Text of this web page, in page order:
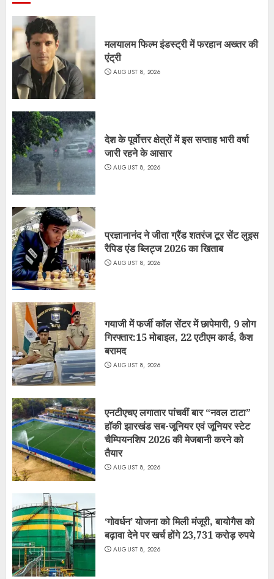
मलयालम फिल्म इंडस्ट्री में फरहान अख्तर की
एंट्री
AUGUST 8, 2026
देश के पूर्वोत्तर क्षेत्रों में इस सप्ताह भारी वर्षा
जारी रहने के आसार
AUGUST 8, 2026
प्रज्ञानानंद ने जीता ग्रैंड शतरंज टूर सेंट लुइस
रैपिड एंड ब्लिट्ज 2026 का खिताब
AUGUST 8, 2026
गयाजी में फर्जी कॉल सेंटर में छापेमारी, 9 लोग
गिरफ्तार:15 मोबाइल, 22 एटीएम कार्ड, कैश
बरामद
AUGUST 8, 2026
एनटीएचए लगातार पांचवीं बार “नवल टाटा”
हॉकी झारखंड सब-जूनियर एवं जूनियर स्टेट
चैम्पियनशिप 2026 की मेजबानी करने को
तैयार
AUGUST 8, 2026
‘गोवर्धन’ योजना को मिली मंजूरी, बायोगैस को
बढ़ावा देने पर खर्च होंगे 23,731 करोड़ रुपये
AUGUST 8, 2026